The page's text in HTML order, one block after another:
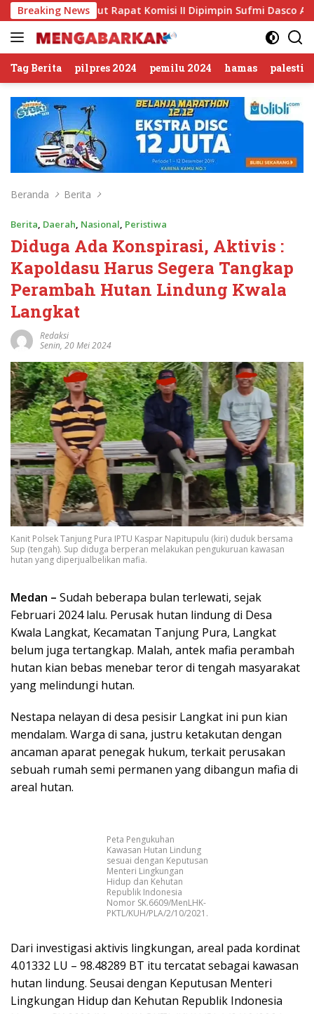
Langsung
ke
konten
Breaking News
Buntut Rapat Komisi II Dipimpin Sufmi Dasco Ahmad
Tag Berita pilpres 2024 pemilu 2024 hamas
Beranda Berita
Berita, Daerah, Nasional, Peristiwa
Diduga Ada Konspirasi, Aktivis :
Kapoldasu Harus Segera Tangkap
Perambah Hutan Lindung Kwala
Langkat
Redaksi
Senin, 20 Mei 2024
Kanit Polsek Tanjung Pura IPTU Kaspar Napitupulu (kiri) duduk bersama
Sup (tengah). Sup diduga berperan melakukan pengukuruan kawasan
hutan yang diperjualbelikan mafia.
Medan – Sudah beberapa bulan terlewati, sejak
Februari 2024 lalu. Perusak hutan lindung di Desa
Kwala Langkat, Kecamatan Tanjung Pura, Langkat
belum juga tertangkap. Malah, antek mafia perambah
hutan kian bebas menebar teror di tengah masyarakat
yang melindungi hutan.
Nestapa nelayan di desa pesisir Langkat ini pun kian
mendalam. Warga di sana, justru ketakutan dengan
ancaman aparat penegak hukum, terkait perusakan
sebuah rumah semi permanen yang dibangun mafia di
areal hutan.
Peta Pengukuhan
Kawasan Hutan Lindung
sesuai dengan Keputusan
Menteri Lingkungan
Hidup dan Kehutan
Republik Indonesia
Nomor SK.6609/MenLHK-
PKTL/KUH/PLA/2/10/2021.
Dari investigasi aktivis lingkungan, areal pada kordinat
4.01332 LU – 98.48289 BT itu tercatat sebagai kawasan
hutan lindung. Seusai dengan Keputusan Menteri
Lingkungan Hidup dan Kehutan Republik Indonesia